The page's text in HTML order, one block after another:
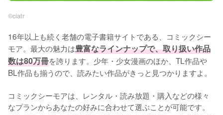
©︎ciatr
16年以上も続く老舗の電子書籍サイトである、コミックシー
モア。最大の魅力は豊富なラインナップで、取り扱い作品
数は80万冊を誇ります。少年・少女漫画のほか、TL作品や
BL作品も揃うので、読みたい作品がきっと見つかりますよ。
コミックシーモアは、レンタル・読み放題・購入などの様々
なプランからあなたの好みに合わせて選ぶことが可能です。